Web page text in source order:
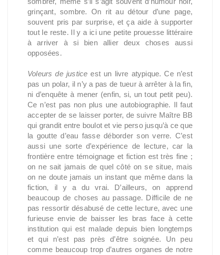
grinçant, sombre. On rit au détour d’une page,
souvent pris par surprise, et ça aide à supporter
tout le reste. Il y a ici une petite prouesse littéraire
à arriver à si bien allier deux choses aussi
opposées.
Voleurs de justice est un livre atypique. Ce n’est
pas un polar, il n’y a pas de tueur à arrêter à la fin,
ni d’enquête à mener (enfin, si, un tout petit peu).
Ce n’est pas non plus une autobiographie. Il faut
accepter de se laisser porter, de suivre Maître BB
qui grandit entre boulot et vie perso jusqu’à ce que
la goutte d’eau fasse déborder son verre. C’est
aussi une sorte d’expérience de lecture, car la
frontière entre témoignage et fiction est très fine ;
on ne sait jamais de quel côté on se situe, mais
on ne doute jamais un instant que même dans la
fiction, il y a du vrai. D’ailleurs, on apprend
beaucoup de choses au passage. Difficile de ne
pas ressortir désabusé de cette lecture, avec une
furieuse envie de baisser les bras face à cette
institution qui est malade depuis bien longtemps
et qui n’est pas près d’être soignée. Un peu
comme beaucoup trop d’autres organes de notre